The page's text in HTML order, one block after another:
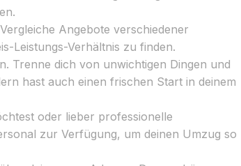
Angebote verschiedener
Leistungs-Verhältnis zu finden.
Trenne dich von unwichtigen Dingen und
hast auch einen frischen Start in deinem
oder lieber professionelle
zur Verfügung, um deinen Umzug so